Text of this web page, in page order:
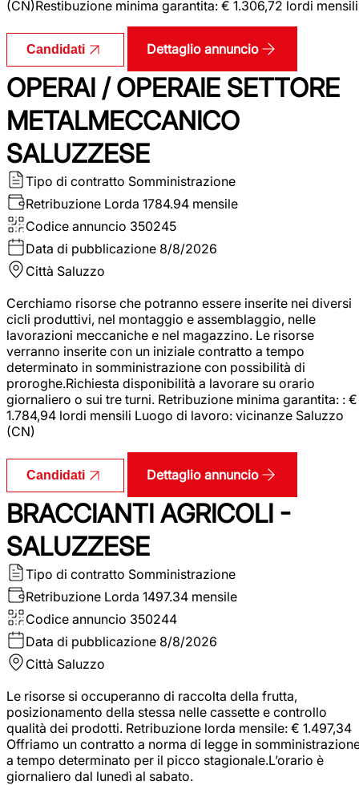
(CN)Restibuzione minima garantita: € 1.306,72 lordi mensili
Candidati Dettaglio annuncio
OPERAI / OPERAIE SETTORE
METALMECCANICO
SALUZZESE
Tipo di contratto Somministrazione
Retribuzione Lorda 1784.94 mensile
Codice annuncio 350245
Data di pubblicazione 8/8/2026
Città Saluzzo
Cerchiamo risorse che potranno essere inserite nei diversi
cicli produttivi, nel montaggio e assemblaggio, nelle
lavorazioni meccaniche e nel magazzino. Le risorse
verranno inserite con un iniziale contratto a tempo
determinato in somministrazione con possibilità di
proroghe.Richiesta disponibilità a lavorare su orario
giornaliero o sui tre turni. Retribuzione minima garantita: : €
1.784,94 lordi mensili Luogo di lavoro: vicinanze Saluzzo
(CN)
Candidati Dettaglio annuncio
BRACCIANTI AGRICOLI -
SALUZZESE
Tipo di contratto Somministrazione
Retribuzione Lorda 1497.34 mensile
Codice annuncio 350244
Data di pubblicazione 8/8/2026
Città Saluzzo
Le risorse si occuperanno di raccolta della frutta,
posizionamento della stessa nelle cassette e controllo
qualità dei prodotti. Retribuzione lorda mensile: € 1.497,34
Offriamo un contratto a norma di legge in
a tempo determinato per il picco stagionale.L’orario è
giornaliero dal lunedì al sabato.